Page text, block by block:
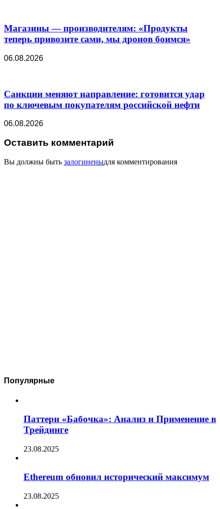
Магазины — производителям: «Продукты
теперь привозите сами, мы дронов боимся»
06.08.2026
Санкции меняют направление: готовится удар
по ключевым покупателям российской нефти
06.08.2026
Оставить комментарий
Вы должны быть залогиненыдля комментирования
Популярные
Паттерн «Бабочка»: Анализ и Применение в
Трейдинге
23.08.2025
Ethereum обновил исторический максимум
23.08.2025